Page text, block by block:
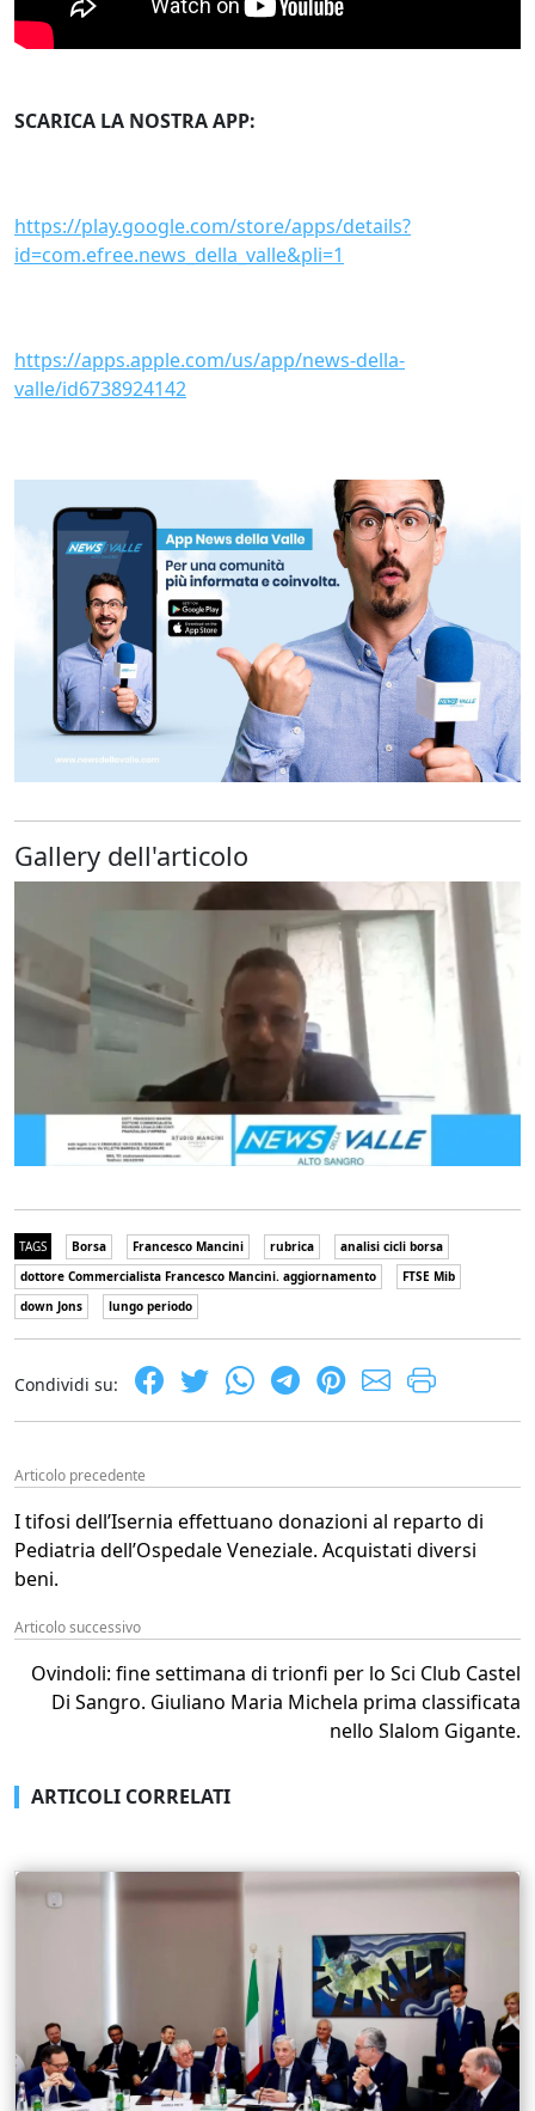
SCARICA LA NOSTRA APP:
https://play.google.com/store/apps/details?
id=com.efree.news_della_valle&pli=1
https://apps.apple.com/us/app/news-della-
valle/id6738924142
Gallery dell'articolo
TAGS Borsa Francesco Mancini rubrica
analisi cicli borsa
dottore Commercialista Francesco Mancini. aggiornamento
FTSE Mib
down Jons
lungo periodo
Condividi su:
Articolo precedente
I tifosi dell’Isernia effettuano donazioni al reparto di
Pediatria dell’Ospedale Veneziale. Acquistati diversi
beni.
Articolo successivo
Ovindoli: fine settimana di trionfi per lo Sci Club Castel
Di Sangro. Giuliano Maria Michela prima classificata
nello Slalom Gigante.
ARTICOLI CORRELATI